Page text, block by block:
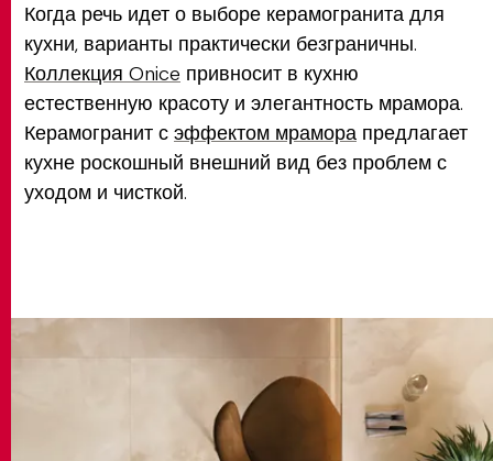
Когда речь идет о выборе керамогранита для
кухни, варианты практически безграничны.
Коллекция Onice привносит в кухню
естественную красоту и элегантность мрамора.
Керамогранит с эффектом мрамора предлагает
кухне роскошный внешний вид без проблем с
уходом и чисткой.